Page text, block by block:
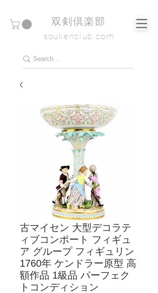
​双剣倶楽部
soukenclub.com
古マイセン 大型デコラテ
ィブコンポート フィギュ
ア グループ フィギュリン
1760年 ケンドラー原型 高
額作品 1級品 パーフェク
トコンディション